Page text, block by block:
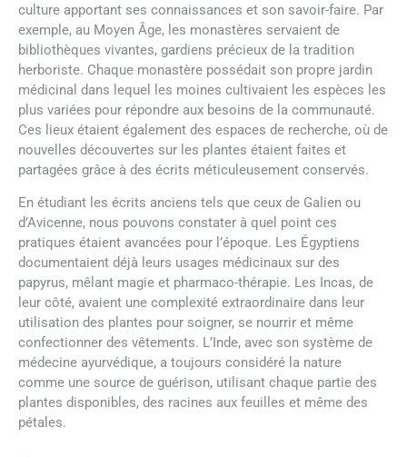
culture apportant ses connaissances et son savoir-faire. Par
exemple, au Moyen Âge, les monastères servaient de
bibliothèques vivantes, gardiens précieux de la tradition
herboriste. Chaque monastère possédait son propre jardin
médicinal dans lequel les moines cultivaient les espèces les
plus variées pour répondre aux besoins de la communauté.
Ces lieux étaient également des espaces de recherche, où de
nouvelles découvertes sur les plantes étaient faites et
partagées grâce à des écrits méticuleusement conservés.
En étudiant les écrits anciens tels que ceux de Galien ou
d’Avicenne, nous pouvons constater à quel point ces
pratiques étaient avancées pour l’époque. Les Égyptiens
documentaient déjà leurs usages médicinaux sur des
papyrus, mêlant magie et pharmaco-thérapie. Les Incas, de
leur côté, avaient une complexité extraordinaire dans leur
utilisation des plantes pour soigner, se nourrir et même
confectionner des vêtements. L’Inde, avec son système de
médecine ayurvédique, a toujours considéré la nature
comme une source de guérison, utilisant chaque partie des
plantes disponibles, des racines aux feuilles et même des
pétales.